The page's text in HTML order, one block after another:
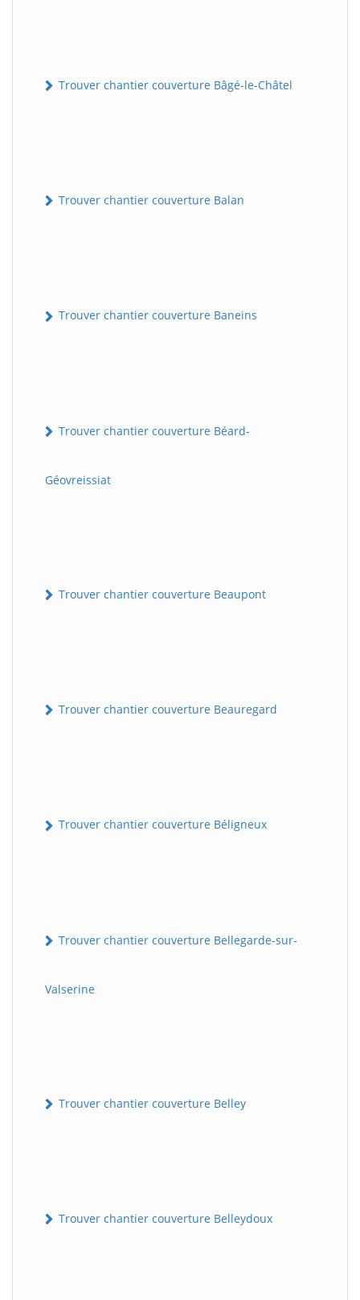
Trouver chantier couverture Bâgé-le-Châtel
Trouver chantier couverture Balan
Trouver chantier couverture Baneins
Trouver chantier couverture Béard-
Géovreissiat
Trouver chantier couverture Beaupont
Trouver chantier couverture Beauregard
Trouver chantier couverture Béligneux
Trouver chantier couverture Bellegarde-sur-
Valserine
Trouver chantier couverture Belley
Trouver chantier couverture Belleydoux